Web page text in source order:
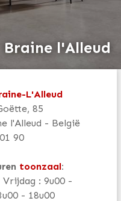
Braine l'Alleud
L'Alleud
85
l'Alleud - België
90
toonzaal:
Vrijdag : 9u00 -
- 18u00